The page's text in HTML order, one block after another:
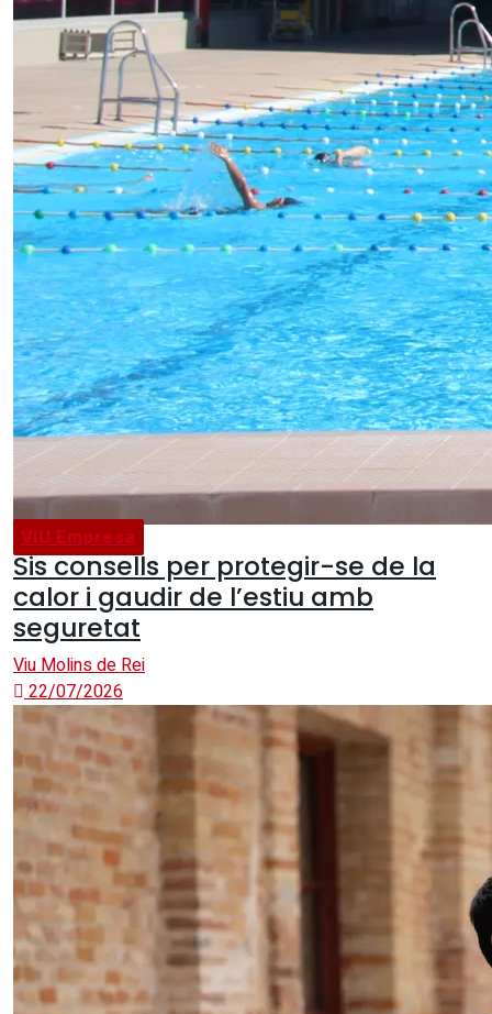
VIU Empresa
Sis consells per protegir-se de la
calor i gaudir de l’estiu amb
seguretat
Viu Molins de Rei
22/07/2026